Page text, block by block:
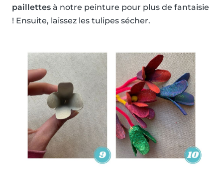
paillettes à notre peinture pour plus de fantaisie
! Ensuite, laissez les tulipes sécher.